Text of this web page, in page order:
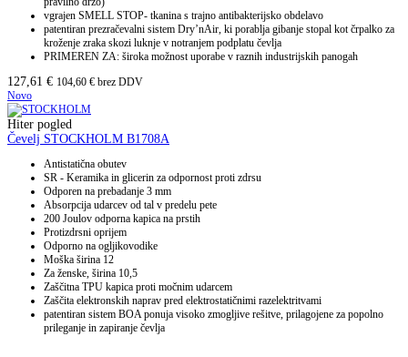
vgrajen SMELL STOP- tkanina s trajno antibakterijsko obdelavo
patentiran prezračevalni sistem Dry’nAir, ki porablja gibanje stopal kot črpalko za
kroženje zraka skozi luknje v notranjem podplatu čevlja
PRIMEREN ZA: široka možnost uporabe v raznih industrijskih panogah
127,61 € 104,60 € brez DDV
Novo
Hiter pogled
Čevelj STOCKHOLM B1708A
Antistatična obutev
SR - Keramika in glicerin za odpornost proti zdrsu
Odporen na prebadanje 3 mm
Absorpcija udarcev od tal v predelu pete
200 Joulov odporna kapica na prstih
Protizdrsni oprijem
Odporno na ogljikovodike
Moška širina 12
Za ženske, širina 10,5
Zaščitna TPU kapica proti močnim udarcem
Zaščita elektronskih naprav pred elektrostatičnimi razelektritvami
patentiran sistem BOA ponuja visoko zmogljive rešitve, prilagojene za popolno
prileganje in zapiranje čevlja